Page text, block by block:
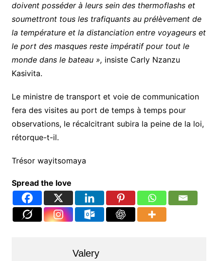
doivent posséder à leurs sein des thermoflashs et
soumettront tous les trafiquants au prélèvement de
la température et la distanciation entre voyageurs et
le port des masques reste impératif pour tout le
monde dans le bateau », insiste Carly Nzanzu
Kasivita.
Le ministre de transport et voie de communication
fera des visites au port de temps à temps pour
observations, le récalcitrant subira la peine de la loi,
rétorque-t-il.
Trésor wayitsomaya
Spread the love
Valery